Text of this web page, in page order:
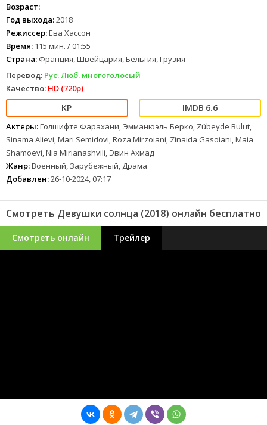
Возраст:
Год выхода:2018
Режиссер:Ева Хассон
Время: 115 мин. / 01:55
Страна: Франция, Швейцария, Бельгия, Грузия
Перевод: Рус. Люб. многоголосый
Качество: HD (720p)
6.6
Актеры:Голшифте Фарахани, Эмманюэль Берко, Zübeyde Bulut,
Sinama Alievi, Mari Semidovi, Roza Mirzoiani, Zinaida Gasoiani, Maia
Shamoevi, Nia Mirianashvili, Эвин Ахмад
Жанр:Военный, Зарубежный, Драма
Добавлен:26-10-2024, 07:17
Смотреть Девушки солнца (2018) онлайн бесплатно
Смотреть онлайн Трейлер